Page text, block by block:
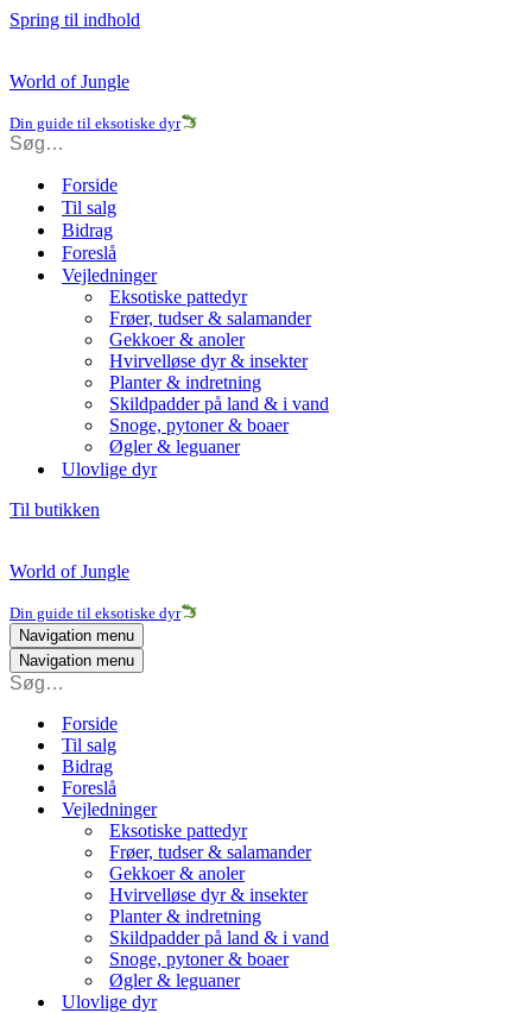
Spring til indhold
World of Jungle
Din guide til eksotiske dyr
Forside
Til salg
Bidrag
Foreslå
Vejledninger
Eksotiske pattedyr
Frøer, tudser & salamander
Gekkoer & anoler
Hvirvelløse dyr & insekter
Planter & indretning
Skildpadder på land & i vand
Snoge, pytoner & boaer
Øgler & leguaner
Ulovlige dyr
Til butikken
World of Jungle
Din guide til eksotiske dyr
Navigation menu
Navigation menu
Forside
Til salg
Bidrag
Foreslå
Vejledninger
Eksotiske pattedyr
Frøer, tudser & salamander
Gekkoer & anoler
Hvirvelløse dyr & insekter
Planter & indretning
Skildpadder på land & i vand
Snoge, pytoner & boaer
Øgler & leguaner
Ulovlige dyr